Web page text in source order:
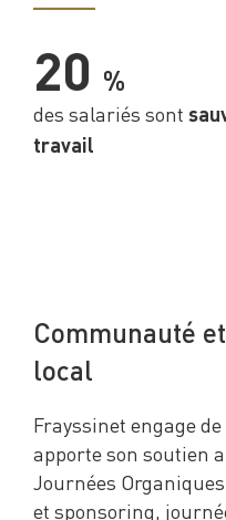
20 %
des salariés sont
travail
Communauté
local
Frayssinet engage
apporte son soutien
Journées
et sponsoring,